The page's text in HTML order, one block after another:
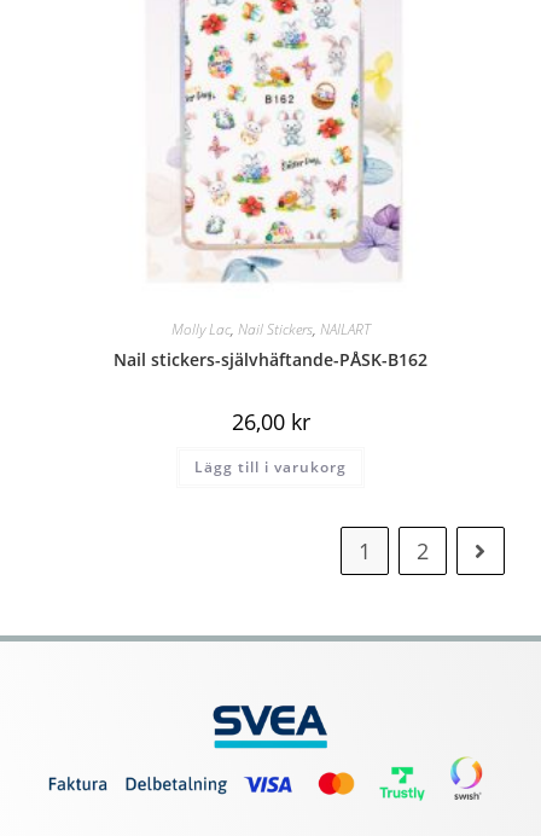
Molly Lac, Nail Stickers, NAILART
Nail stickers-självhäftande-PÅSK-B162
26,00 kr
Lägg till i varukorg
1 2